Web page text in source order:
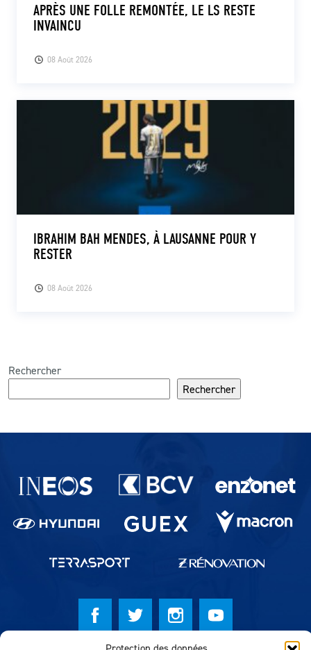
08 Août 2026
APRÈS UNE FOLLE REMONTÉE, LE LS RESTE
INVAINCU
08 Août 2026
IBRAHIM BAH MENDES, À LAUSANNE POUR Y
RESTER
Rechercher
Rechercher
Partenaires du lausanne-Sport